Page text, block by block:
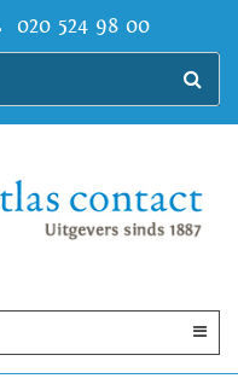
020 524 98 00